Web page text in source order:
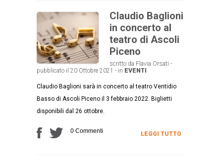
Claudio Baglioni
in concerto al
teatro di Ascoli
Piceno
scritto da Flavia Orsati -
pubblicato il 20 Ottobre 2021 - in EVENTI
Claudio Baglioni sarà in concerto al teatro Ventidio
Basso di Ascoli Piceno il 3 febbraio 2022. Biglietti
disponibili dal 26 ottobre.
0 Commenti LEGGI TUTTO